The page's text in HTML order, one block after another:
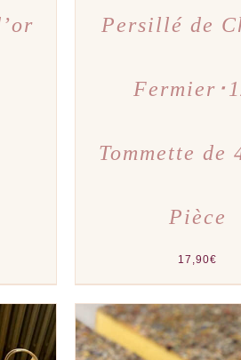
Persillé de
Fermier･
Tommette de
Pièce
17,90€